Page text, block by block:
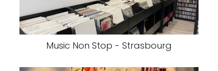
Music Non Stop - Strasbourg